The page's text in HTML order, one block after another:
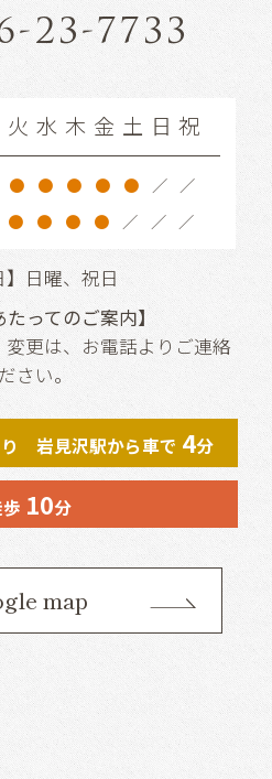
23-7733
火 水 木 金 土 日 祝
● ● ● ● ● ／ ／
● ● ● ● ／ ／ ／
日曜、祝日
たってのご案内】
更は、お電話よりご連絡
さい。
岩見沢駅から車で 4分
10分
map